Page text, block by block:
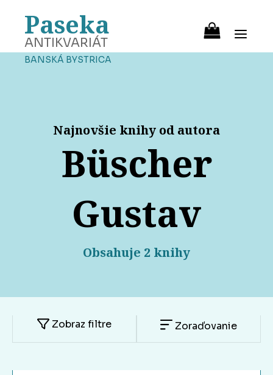
Paseka
ANTIKVARIÁT
BANSKÁ BYSTRICA
Najnovšie knihy od autora
Büscher
Gustav
Obsahuje 2 knihy
Zobraz filtre Zoraďovanie